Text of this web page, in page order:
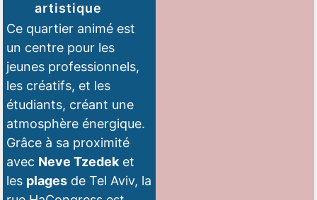
artistique
Ce quartier animé est
un centre pour les
jeunes professionnels,
les créatifs, et les
étudiants, créant une
atmosphère énergique.
Grâce à sa proximité
avec Neve Tzedeket
les plagesde Tel Aviv, la